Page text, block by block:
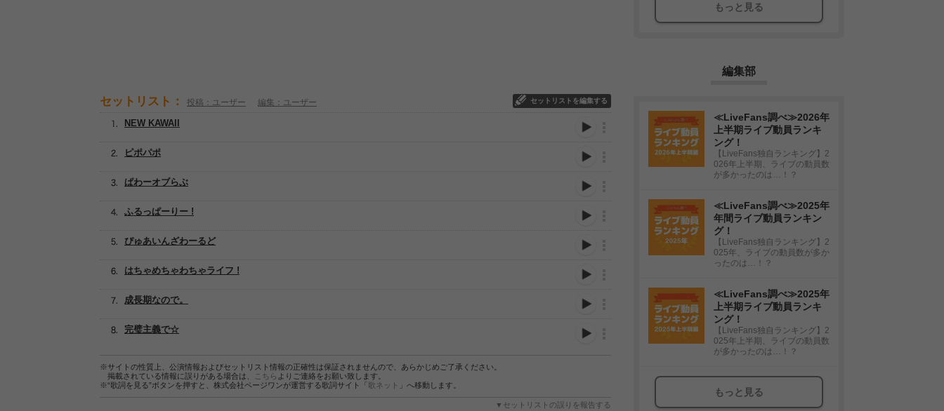
セットリスト： 投稿：ユーザー 編集：ユーザー セットリストを編集する
はちゃめちゃわちゃライフ !
ふるっぱーりー !
ぴゅあいんざわーるど
ピポパポ
ぱわーオブらぶ
NEW KAWAII
成長期なので。
完璧主義で☆
※サイトの性質上、公演情報およびセットリスト情報の正確性は保証されませんので、あらかじめご了承ください。
掲載されている情報に誤りがある場合は、
こちら よりご連絡をお願い致します。
※“歌詞を見る”ボタンを押すと、株式会社ページワンが運営する歌詞サイト「歌ネット 」へ移動します。
▼セットリストの誤りを報告する
もっと見る
編集部
≪LiveFans調べ≫2026年
上半期ライブ動員ランキ
ング！
【LiveFans独自ランキング】2
026年上半期、ライブの動員数
が多かったのは…！？
≪LiveFans調べ≫2025年
年間ライブ動員ランキン
グ！
【LiveFans独自ランキング】2
025年、ライブの動員数が多か
ったのは…！？
≪LiveFans調べ≫2025年
上半期ライブ動員ランキ
ング！
【LiveFans独自ランキング】2
025年上半期、ライブの動員数
が多かったのは…！？
もっと見る